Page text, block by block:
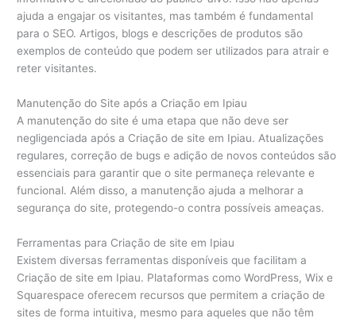
ajuda a engajar os visitantes, mas também é fundamental
para o SEO. Artigos, blogs e descrições de produtos são
exemplos de conteúdo que podem ser utilizados para atrair e
reter visitantes.
Manutenção do Site após a Criação em Ipiau
A manutenção do site é uma etapa que não deve ser
negligenciada após a Criação de site em Ipiau. Atualizações
regulares, correção de bugs e adição de novos conteúdos são
essenciais para garantir que o site permaneça relevante e
funcional. Além disso, a manutenção ajuda a melhorar a
segurança do site, protegendo-o contra possíveis ameaças.
Ferramentas para Criação de site em Ipiau
Existem diversas ferramentas disponíveis que facilitam a
Criação de site em Ipiau. Plataformas como WordPress, Wix e
Squarespace oferecem recursos que permitem a criação de
sites de forma intuitiva, mesmo para aqueles que não têm